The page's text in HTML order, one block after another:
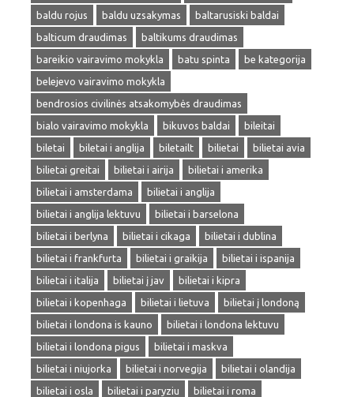
baldu rojus
baldu uzsakymas
baltarusiski baldai
balticum draudimas
baltikums draudimas
bareikio vairavimo mokykla
batu spinta
be kategorija
belejevo vairavimo mokykla
bendrosios civilinės atsakomybės draudimas
bialo vairavimo mokykla
bikuvos baldai
bileitai
biletai
biletai i anglija biletailt bilietai
bilietai avia
bilietai greitai
bilietai i airija
bilietai i amerika
bilietai i amsterdama
bilietai i anglija
bilietai i anglija lektuvu
bilietai i barselona
bilietai i berlyna
bilietai i cikaga
bilietai i dublina
bilietai i frankfurta
bilietai i graikija
bilietai i ispanija
bilietai i italija
bilietai į jav
bilietai i kipra
bilietai i kopenhaga
bilietai i lietuva
bilietai į londoną
bilietai i londona is kauno
bilietai i londona lektuvu
bilietai i londona pigus
bilietai i maskva
bilietai i niujorka
bilietai i norvegija
bilietai i olandija
bilietai i osla
bilietai i paryziu
bilietai i roma